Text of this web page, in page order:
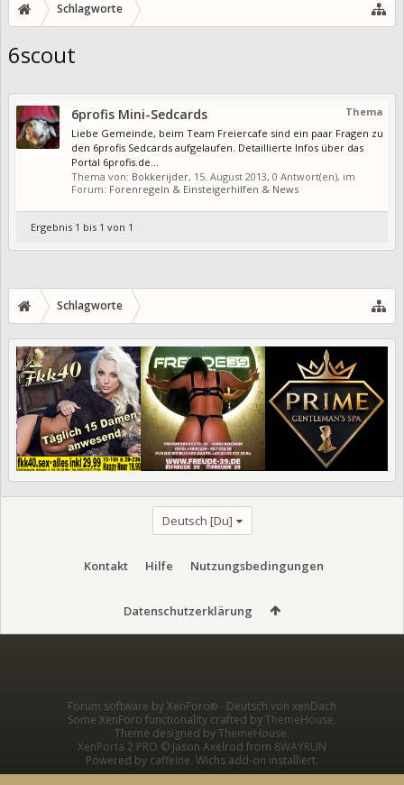
Schlagworte
6scout
Thema
6profis Mini-Sedcards
Liebe Gemeinde, beim Team Freiercafe sind ein paar Fragen zu
den 6profis Sedcards aufgelaufen. Detaillierte Infos über das
Portal 6profis.de...
Thema von: Bokkerijder, 15. August 2013, 0 Antwort(en), im
Forum: Forenregeln & Einsteigerhilfen & News
Ergebnis 1 bis 1 von 1
Schlagworte
Deutsch [Du]
Kontakt Hilfe Nutzungsbedingungen
Datenschutzerklärung
Forum software by XenForo® - Deutsch von xenDach
Some XenForo functionality crafted byThemeHouse.
Theme designed byThemeHouse.
XenPorta 2 PRO © Jason Axelrod from 8WAYRUN
Powered by caffeine. Wichs add-on installiert.